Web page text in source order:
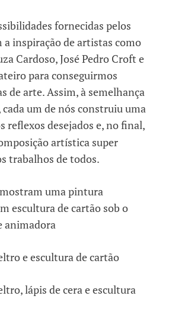
fornecidas pelos
a inspiração de artistas como
Cardoso, José Pedro Croft e
para conseguirmos
de arte. Assim, à semelhança
um de nós construiu uma
reflexos desejados e, no final,
artística super
trabalhos de todos.